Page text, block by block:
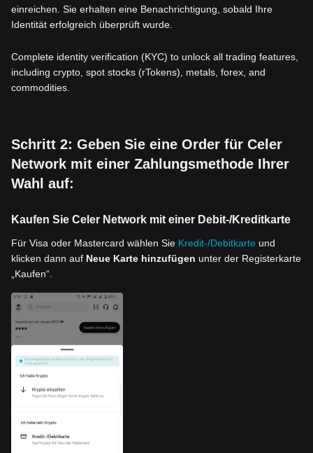
einreichen. Sie erhalten eine Benachrichtigung, sobald Ihre
Identität erfolgreich überprüft wurde.
Complete identity verification (KYC) to unlock all trading features,
including crypto, spot stocks (rTokens), metals, forex, and
commodities.
Schritt 2: Geben Sie eine Order für Celer
Network mit einer Zahlungsmethode Ihrer
Wahl auf:
Kaufen Sie Celer Network mit einer Debit-/Kreditkarte
Für Visa oder Mastercard wählen Sie Kredit-/Debitkarte und
klicken dann auf Neue Karte hinzufügen unter der Registerkarte
„Kaufen“.